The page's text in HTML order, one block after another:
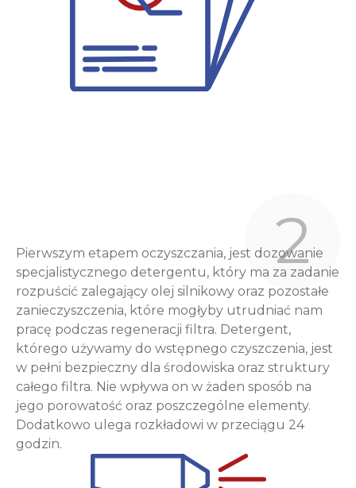
2
Pierwszym etapem oczyszczania, jest dozowanie
specjalistycznego detergentu, który ma za zadanie
rozpuścić zalegający olej silnikowy oraz pozostałe
zanieczyszczenia, które mogłyby utrudniać nam
pracę podczas regeneracji filtra. Detergent,
którego używamy do wstępnego czyszczenia, jest
w pełni bezpieczny dla środowiska oraz struktury
całego filtra. Nie wpływa on w żaden sposób na
jego porowatość oraz poszczególne elementy.
Dodatkowo ulega rozkładowi w przeciągu 24
godzin.